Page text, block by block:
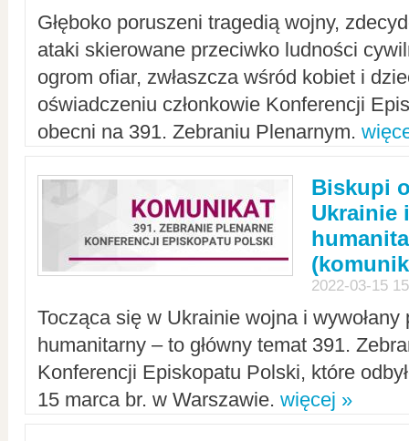
Głęboko poruszeni tragedią wojny,
ataki skierowane przeciwko ludności
ogrom ofiar, zwłaszcza wśród kobiet i
oświadczeniu członkowie Konferencji
obecni na 391. Zebraniu Plenarnym.
Biskupi
Ukrainie
2022-03-15
Tocząca się w Ukrainie wojna i
humanitarny – to główny temat 391.
Konferencji Episkopatu Polski, które
15 marca br. w Warszawie. więcej »